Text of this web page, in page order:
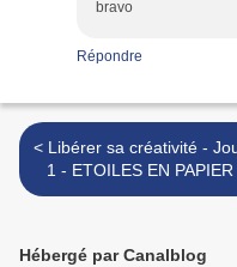
bravo
Répondre
< Libérer sa créativité - Jour
1 - ETOILES EN PAPIER
Hébergé par Canalblog